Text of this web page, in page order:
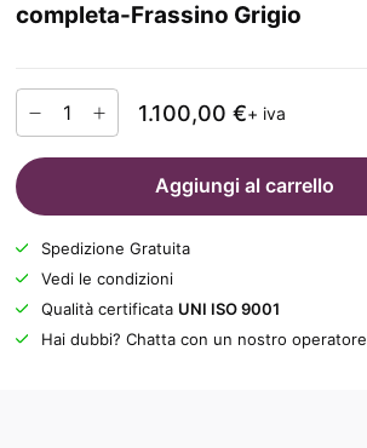
completa-Frassino Grigio
1.100,00 €+ iva
Aggiungi al carrello
Spedizione Gratuita
Vedi le condizioni
Qualità certificata UNI ISO 9001
Hai dubbi? Chatta con un nostro operatore